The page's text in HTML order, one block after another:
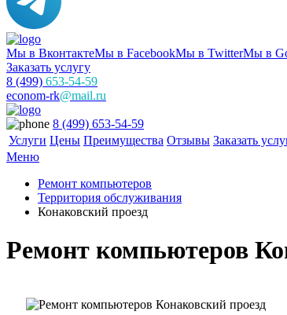
Мы в ВконтактеМы в FacebookМы в TwitterМы в
Заказать услугу
8 (499) 653-54-59
econom-rk@mail.ru
8 (499) 653-54-59
Услуги Цены Преимущества Отзывы Заказать
Меню
Ремонт компьютеров
Территория обслуживания
Конаковский проезд
Ремонт компьютеров